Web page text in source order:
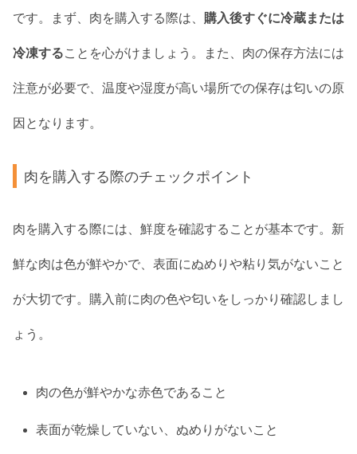
です。まず、肉を購入する際は、 購入後すぐに冷蔵または
冷凍することを心がけましょう。また、肉の保存方法には
注意が必要で、温度や湿度が高い場所での保存は匂いの原
因となります。
肉を購入する際のチェックポイント
肉を購入する際には、鮮度を確認することが基本です。新
鮮な肉は色が鮮やかで、表面にぬめりや粘り気がないこと
が大切です。購入前に肉の色や匂いをしっかり確認しまし
ょう。
肉の色が鮮やかな赤色であること
表面が乾燥していない、ぬめりがないこと